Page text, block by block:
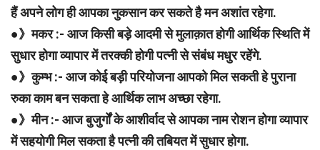
हैं अपने लोग ही आपका नुकसान कर सकते है मन अशांत रहेगा.
●》मकर :- आज किसी बड़े आदमी से मुलाक़ात होगी आर्थिक स्थिति में
सुधार होगा व्यापार में तरक्की होगी पत्नी से संबंध मधुर रहेंगे.
●》कुम्भ :- आज कोई बड़ी परियोजना आपको मिल सकती हे पुराना
रुका काम बन सकता हे आर्थिक लाभ अच्छा रहेगा.
●》मीन :- आज बुजुर्गों के आशीर्वाद से आपका नाम रोशन होगा व्यापार
में सहयोगी मिल सकता है पत्नी की तबियत में सुधार होगा.